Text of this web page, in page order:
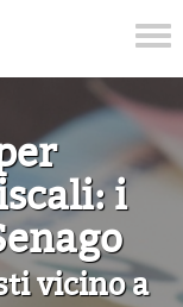
i
vicino a